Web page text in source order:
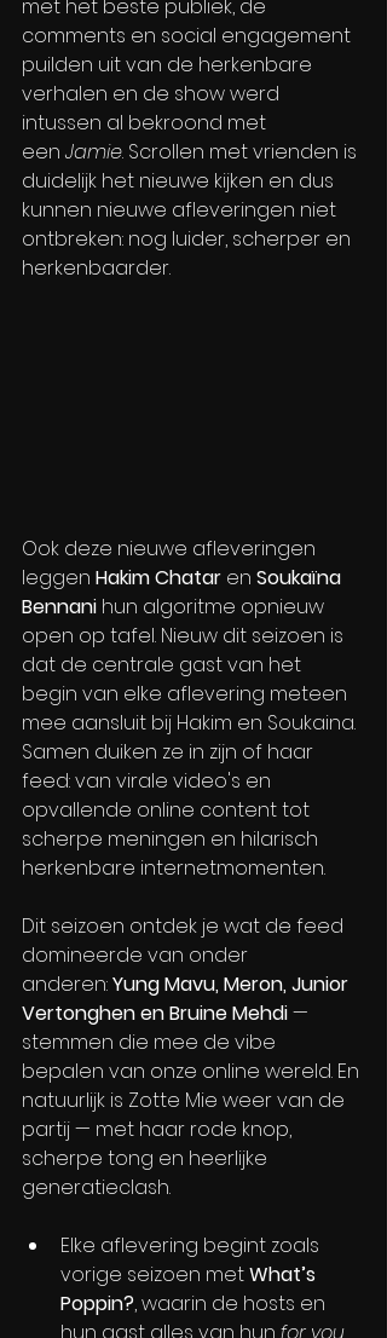
met het beste publiek, de
comments en social engagement
puilden uit van de herkenbare
verhalen en de show werd
intussen al bekroond met
een Jamie. Scrollen met vrienden is
duidelijk het nieuwe kijken en dus
kunnen nieuwe afleveringen niet
ontbreken: nog luider, scherper en
herkenbaarder.
Ook deze nieuwe afleveringen
leggen Hakim Chatar en Soukaïna
Bennani hun algoritme opnieuw
open op tafel. Nieuw dit seizoen is
dat de centrale gast van het
begin van elke aflevering meteen
mee aansluit bij Hakim en Soukaina.
Samen duiken ze in zijn of haar
feed: van virale video's en
opvallende online content tot
scherpe meningen en hilarisch
herkenbare internetmomenten.
Dit seizoen ontdek je wat de feed
domineerde van onder
anderen: Yung Mavu, Meron, Junior
Vertonghen en Bruine Mehdi —
stemmen die mee de vibe
bepalen van onze online wereld. En
natuurlijk is Zotte Mie weer van de
partij — met haar rode knop,
scherpe tong en heerlijke
generatieclash.
Elke aflevering begint zoals
vorige seizoen met What’s
Poppin?, waarin de hosts en
hun gast alles van hun for you